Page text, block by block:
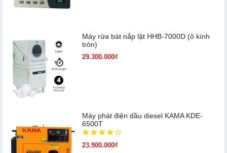
Máy rửa bát nắp lật HHB-7000D (ô kính
tròn)
29.300.000₫
Máy phát điện dầu diesel KAMA KDE-
6500T
23.900.000₫